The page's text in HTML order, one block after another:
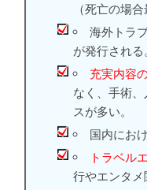
（死亡の場
海外トラ
が発行される
充実内容
なく、手術
スが多い。
国内にお
トラベル
行やエンタメ